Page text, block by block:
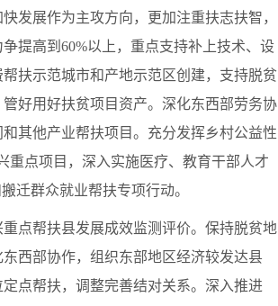
发展作为主攻方向，更加注重扶志扶智，
提高到60%以上，重点支持补上技术、设
扶示范城市和产地示范区创建，支持脱贫
好用好扶贫项目资产。深化东西部劳务协
其他产业帮扶项目。充分发挥乡村公益性
重点项目，深入实施医疗、教育干部人才
迁群众就业帮扶专项行动。
点帮扶县发展成效监测评价。保持脱贫地
西部协作，组织东部地区经济较发达县
点帮扶，调整完善结对关系。深入推进